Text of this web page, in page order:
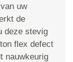
uw
de
deze stevig
flex defect
nauwkeurig